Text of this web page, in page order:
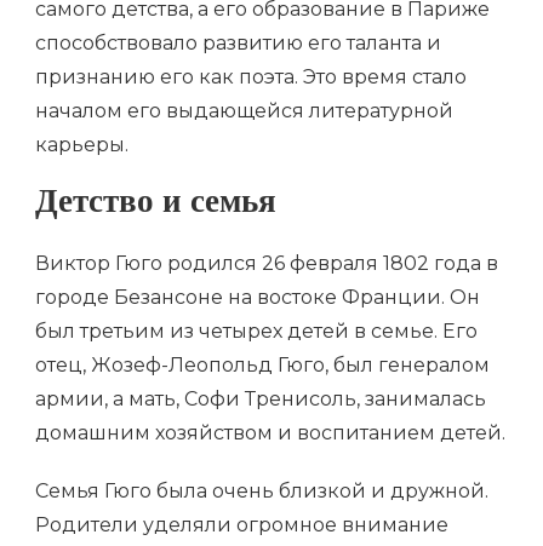
самого детства, а его образование в Париже
способствовало развитию его таланта и
признанию его как поэта. Это время стало
началом его выдающейся литературной
карьеры.
Детство и семья
Виктор Гюго родился 26 февраля 1802 года в
городе Безансоне на востоке Франции. Он
был третьим из четырех детей в семье. Его
отец, Жозеф-Леопольд Гюго, был генералом
армии, а мать, Софи Тренисоль, занималась
домашним хозяйством и воспитанием детей.
Семья Гюго была очень близкой и дружной.
Родители уделяли огромное внимание